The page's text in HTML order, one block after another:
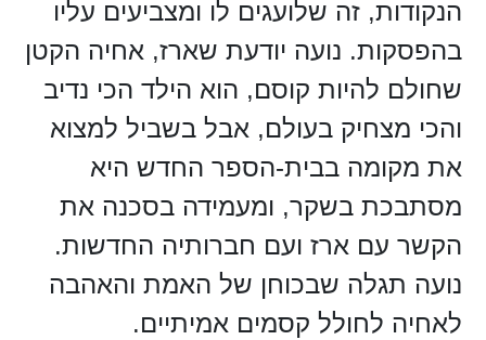
הנקודות, זה שלועגים לו ומצביעים עליו
בהפסקות. נועה יודעת שארז, אחיה הקטן
שחולם להיות קוסם, הוא הילד הכי נדיב
והכי מצחיק בעולם, אבל בשביל למצוא
את מקומה בבית-הספר החדש היא
מסתבכת בשקר, ומעמידה בסכנה את
הקשר עם ארז ועם חברותיה החדשות.
נועה תגלה שבכוחן של האמת והאהבה
לאחיה לחולל קסמים אמיתיים.